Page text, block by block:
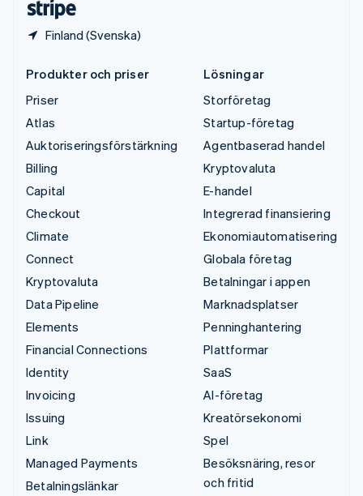
Finland (Svenska)
Produkter och priser
Priser
Atlas
Auktoriseringsförstärkning
Billing
Capital
Checkout
Climate
Connect
Kryptovaluta
Data Pipeline
Elements
Financial Connections
Identity
Invoicing
Issuing
Link
Managed Payments
Betalningslänkar
Lösningar
Storföretag
Startup-företag
Agentbaserad handel
Kryptovaluta
E-handel
Integrerad finansiering
Ekonomiautomatisering
Globala företag
Betalningar i appen
Marknadsplatser
Penninghantering
Plattformar
SaaS
AI-företag
Kreatörsekonomi
Spel
Besöksnäring, resor
och fritid